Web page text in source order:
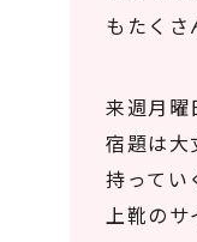
もたく
来週月曜
宿題は大
持ってい
上靴のサ